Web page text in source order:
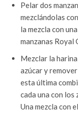
Pelar dos
mezclándolas
la mezcla con
manzanas Royal
Mezclar la
azúcar y
esta última
cada una con los
Una mezcla con